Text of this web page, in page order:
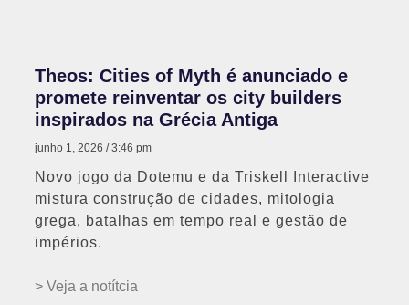
Theos: Cities of Myth é anunciado e
promete reinventar os city builders
inspirados na Grécia Antiga
junho 1, 2026 3:46 pm
Novo jogo da Dotemu e da Triskell Interactive
mistura construção de cidades, mitologia
grega, batalhas em tempo real e gestão de
impérios.
> Veja a notítcia